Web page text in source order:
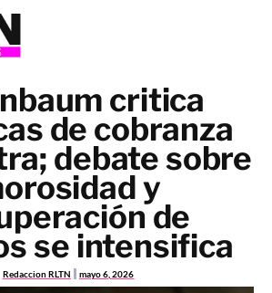
critica
de cobranza
debate sobre
y
de
se intensifica
Redaccion RLTN mayo 6, 2026